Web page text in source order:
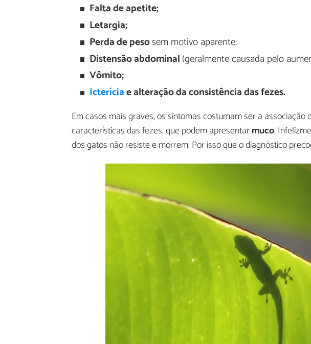
Falta de apetite;
Letargia;
Perda de pesosem motivo aparente;
Distensão abdominal(geralmente causada pelo
Vômito;
Icteríciae alteração da consistência das fezes.
Em casos mais graves, os sintomas costumam ser a
características das fezes, que podem apresentarmuco.
dos gatos não resiste e morrem. Por isso que o diagnóstico